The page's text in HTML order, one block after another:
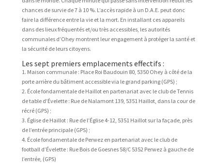
chances de survie de 7 à 10 %. L’accès rapide à un D.A.E. peut donc
faire la différence entre la vie et la mort. En installant ces appareils
dans des lieux fréquentés et/ou très accessibles, les autorités
communales d’Ohey montrent leur engagement à protéger la santé et
la sécurité de leurs citoyens.
Les sept premiers emplacements effectifs :
1. Maison communale : Place Roi Baudouin 80, 5350 Ohey à côté de la
porte arrière du bâtiment accessible via le grand parking (GPS) ;
2. École fondamentale de Haillot en partenariat avec le club de Tennis
de table d’Évelette : Rue de Nalamont 139, 5351 Haillot, dans la cour de
récré (GPS) ;
3. Église de Haillot : Rue de l’Église 4-12, 5351 Haillot sur la façade, près
de l’entrée principale (GPS) ;
4. École fondamentale de Perwez en partenariat avec le club de
football d’Évelette : Rue Bois de Goesnes 58/C 5352 Perwez à gauche de
l’entrée, (GPS)